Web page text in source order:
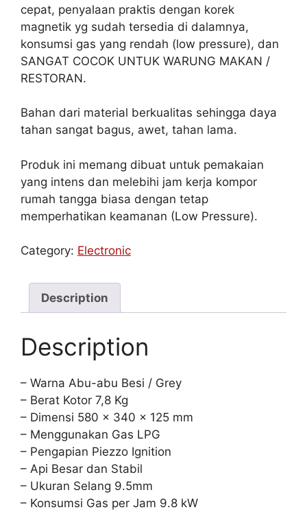
cepat, penyalaan praktis dengan korek
magnetik yg sudah tersedia di dalamnya,
konsumsi gas yang rendah (low pressure), dan
SANGAT COCOK UNTUK WARUNG MAKAN /
RESTORAN.
Bahan dari material berkualitas sehingga daya
tahan sangat bagus, awet, tahan lama.
Produk ini memang dibuat untuk pemakaian
yang intens dan melebihi jam kerja kompor
rumah tangga biasa dengan tetap
memperhatikan keamanan (Low Pressure).
Category: Electronic
Description
Description
– Warna Abu-abu Besi / Grey
– Berat Kotor 7,8 Kg
– Dimensi 580 x 340 x 125 mm
– Menggunakan Gas LPG
– Pengapian Piezzo Ignition
– Api Besar dan Stabil
– Ukuran Selang 9.5mm
– Konsumsi Gas per Jam 9.8 kW